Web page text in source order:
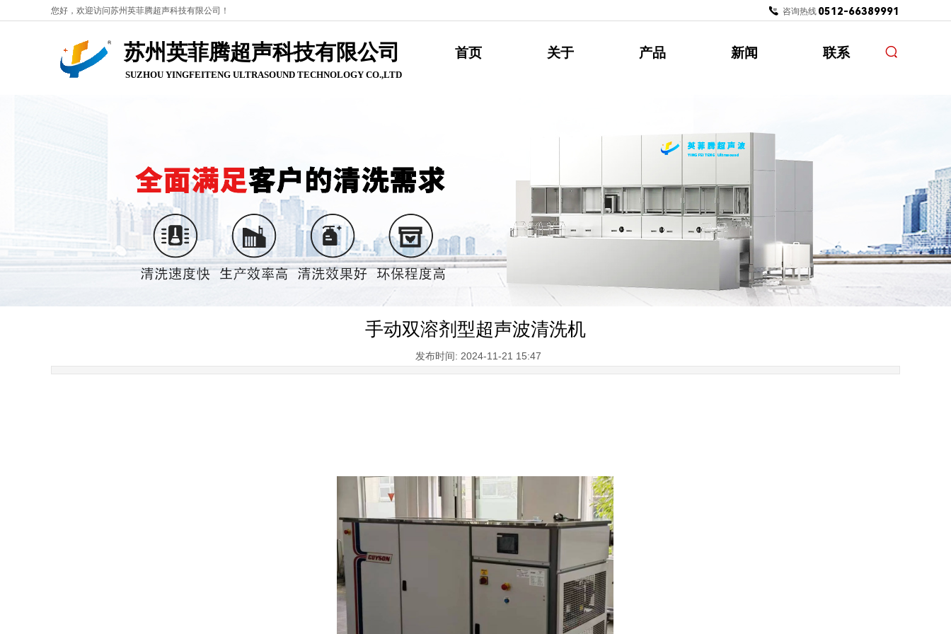
0512-66389991
您好，欢迎访问苏州英菲腾超声科技有限公司！ 咨询热线：
苏州英菲腾超声科技有限公司
SUZHOU YINGFEITENG ULTRASOUND TECHNOLOGY CO.,LTD
首页 关于 产品 新闻 联系
手动双溶剂型超声波清洗机
发布时间: 2024-11-21 15:47